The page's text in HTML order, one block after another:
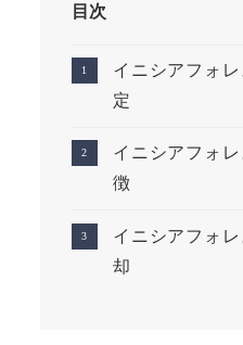
目次
イニシアフォ
定
イニシアフォ
徴
イニシアフォ
却